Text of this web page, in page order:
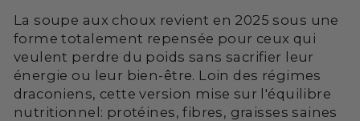
La soupe aux choux revient en 2025 sous une
forme totalement repensée pour ceux qui
veulent perdre du poids sans sacrifier leur
énergie ou leur bien-être. Loin des régimes
draconiens, cette version mise sur l'équilibre
nutritionnel: protéines, fibres, graisses saines